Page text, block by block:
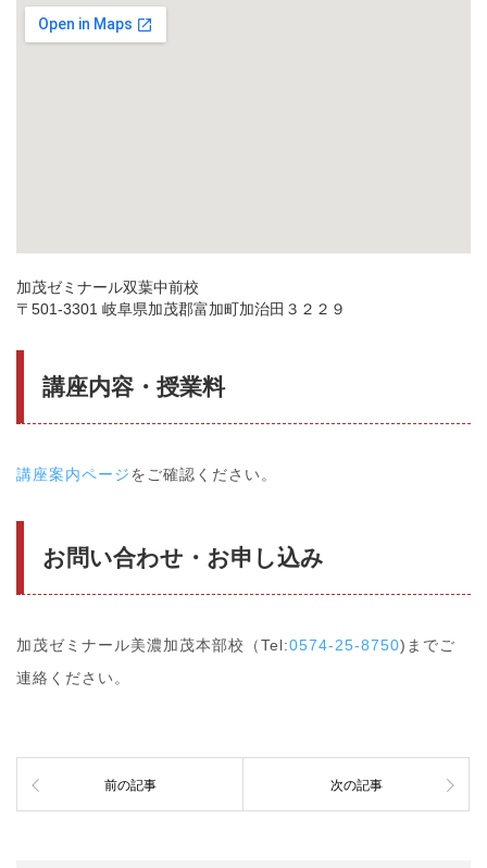
加茂ゼミナール双葉中前校
〒501-3301 岐阜県加茂郡富加町加治田３２２９
講座内容・授業料
講座案内ページをご確認ください。
お問い合わせ・お申し込み
加茂ゼミナール美濃加茂本部校（Tel:0574-25-8750)までご
連絡ください。
前の記事 次の記事